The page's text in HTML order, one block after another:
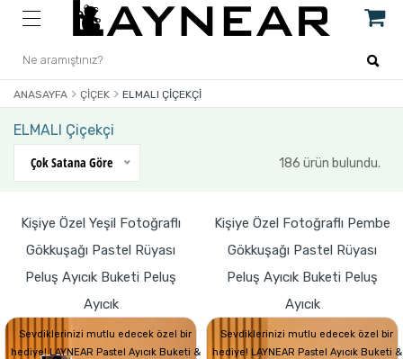
ANASAYFA ÇIÇEK ELMALI ÇIÇEKÇI
ELMALI Çiçekçi
Çok Satana Göre
186 ürün bulundu.
Kişiye Özel Yeşil Fotoğraflı
Gökkuşağı Pastel Rüyası
Peluş Ayıcık Buketi Peluş
Ayıcık
Sevdiklerinizi mutlu edecek özel bir
hediye! LAYNEAR Pastel Ayıcık Buketi &
Kişiye Özel Fotoğraflı Pembe
Gökkuşağı Pastel Rüyası
Peluş Ayıcık Buketi Peluş
Ayıcık
Sevdiklerinizi mutlu edecek özel bir
hediye! LAYNEAR Pastel Ayıcık Buketi &